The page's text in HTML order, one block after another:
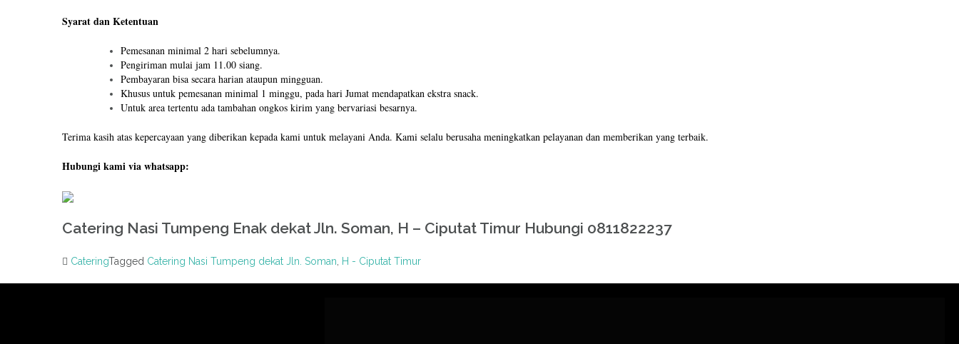
Syarat dan Ketentuan
Pemesanan minimal 2 hari sebelumnya.
Pengiriman mulai jam 11.00 siang.
Pembayaran bisa secara harian ataupun mingguan.
Khusus untuk pemesanan minimal 1 minggu, pada hari Jumat mendapatkan ekstra snack.
Untuk area tertentu ada tambahan ongkos kirim yang bervariasi besarnya.
Terima kasih atas kepercayaan yang diberikan kepada kami untuk melayani Anda. Kami selalu berusaha meningkatkan pelayanan dan memberikan yang terbaik.
Hubungi kami via whatsapp:
Catering Nasi Tumpeng Enak dekat Jln. Soman, H – Ciputat Timur Hubungi 0811822237
CateringTagged Catering Nasi Tumpeng dekat Jln. Soman H - Ciputat Timur